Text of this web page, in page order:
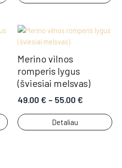
Merino vilnos
romperis lygus
(šviesiai melsvas)
49.00€ – 55.00€
Detaliau